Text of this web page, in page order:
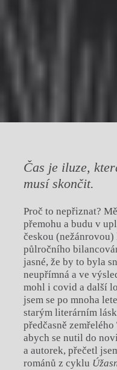
Čas je iluze,
musí skončit.
Proč to nepřiznat?
přemohu a budu v
českou
půlročního
jasné, že by to byla
neupřímná a ve
mohl i covid a další
jsem se po mnoha
starým literárním
předčasně
abych se nutil do
a autorek, přečetl
románů z cyklu